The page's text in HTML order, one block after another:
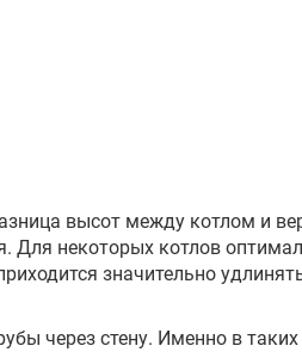
высот между котлом и
Для некоторых котлов
значительно
через стену. Именно в таких